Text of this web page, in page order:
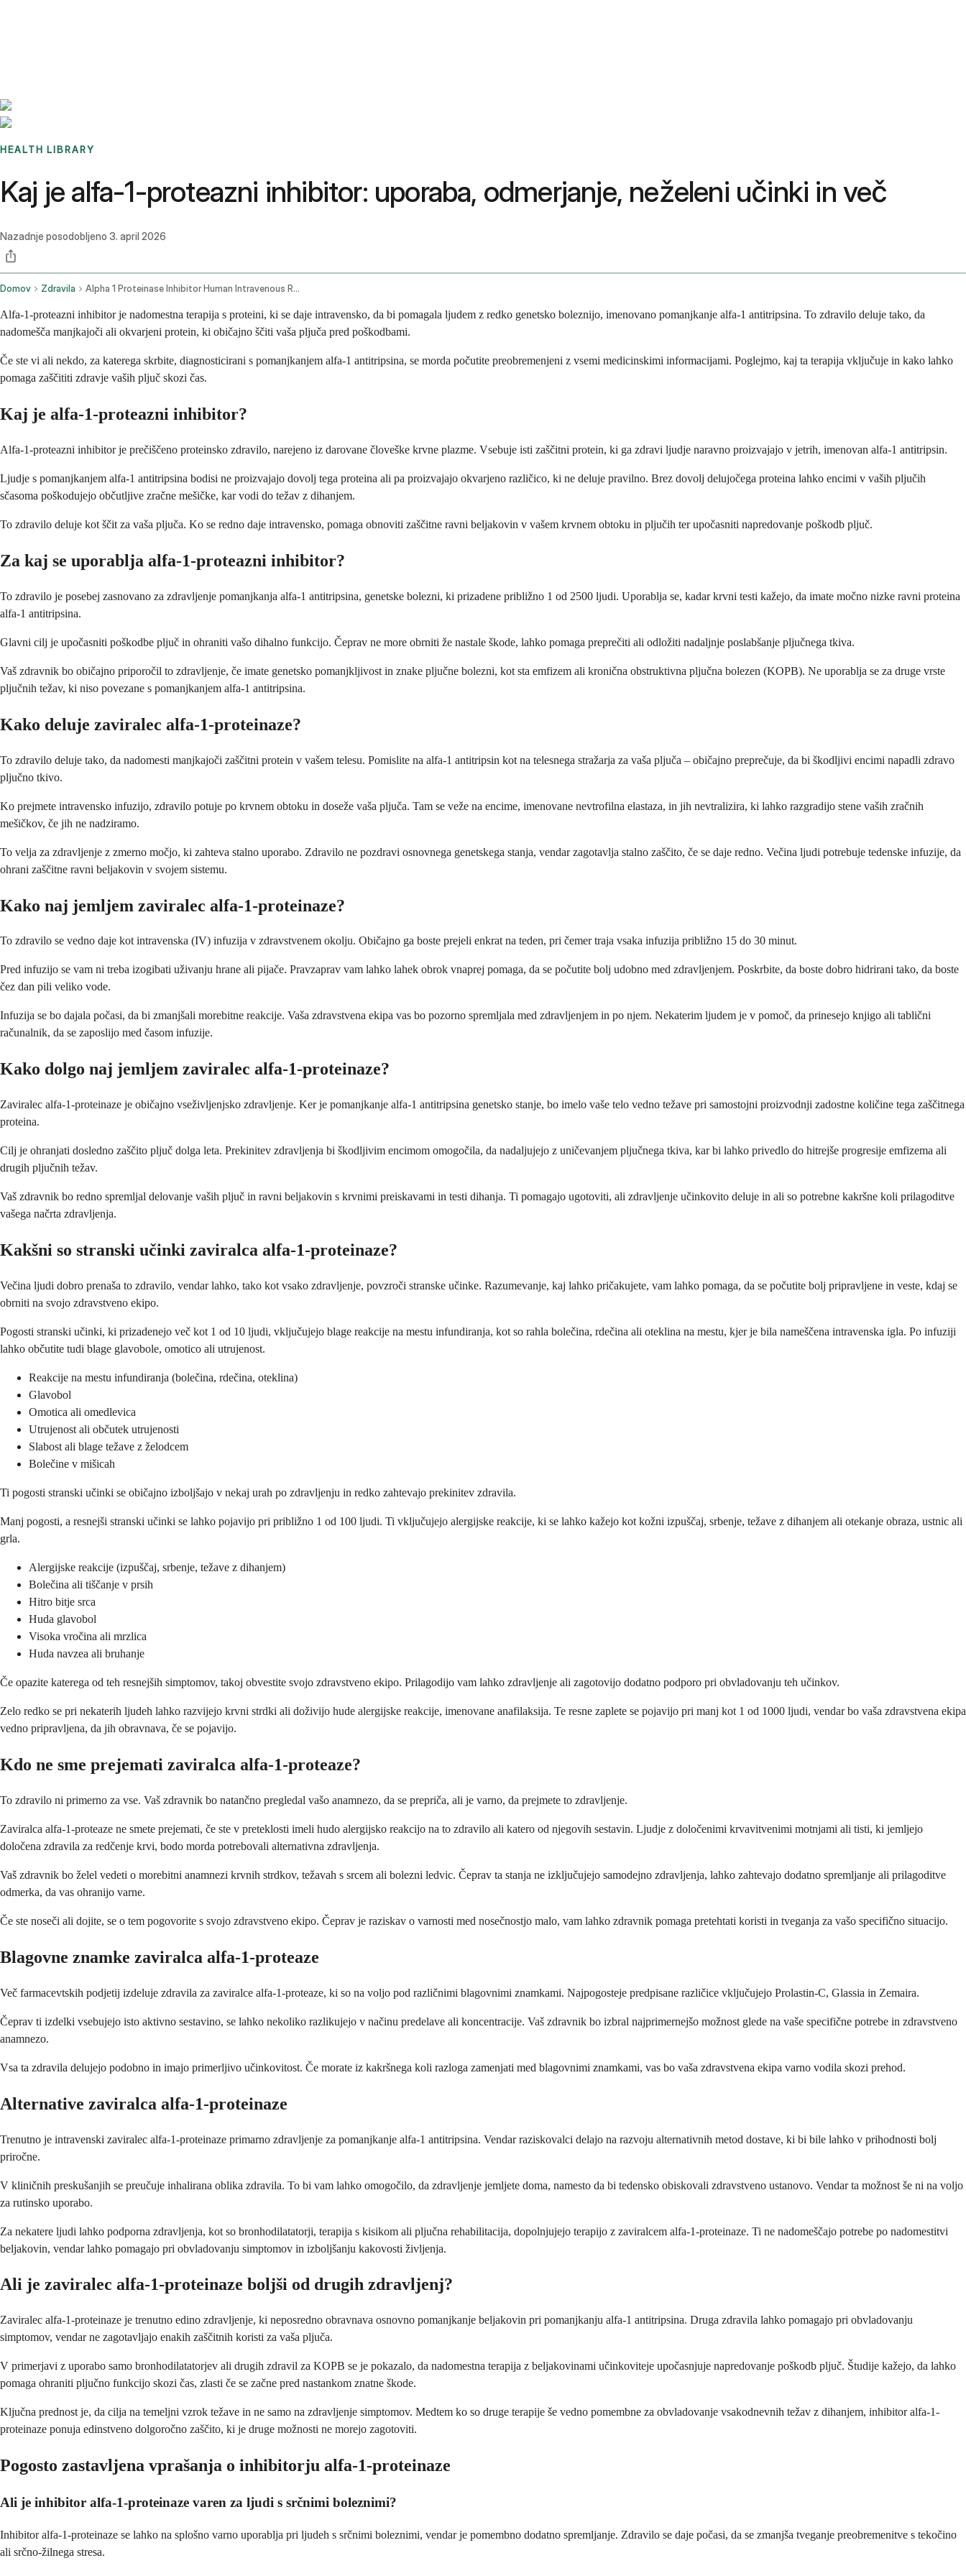
HEALTH LIBRARY
Kaj je alfa-1-proteazni inhibitor: uporaba, odmerjanje, neželeni učinki in več
Nazadnje posodobljeno 3. april 2026
Domov Zdravila Alpha 1 Proteinase Inhibitor Human Intravenous Route
Alfa-1-proteazni inhibitor je nadomestna terapija s proteini, ki se daje intravensko, da bi pomagala ljudem z redko genetsko boleznijo, imenovano pomanjkanje alfa-1 antitripsina. To zdravilo deluje tako, da
nadomešča manjkajoči ali okvarjeni protein, ki običajno ščiti vaša pljuča pred poškodbami.
Če ste vi ali nekdo, za katerega skrbite, diagnosticirani s pomanjkanjem alfa-1 antitripsina, se morda počutite preobremenjeni z vsemi medicinskimi informacijami. Poglejmo, kaj ta terapija vključuje in kako lahko
pomaga zaščititi zdravje vaših pljuč skozi čas.
Kaj je alfa-1-proteazni inhibitor?
Alfa-1-proteazni inhibitor je prečiščeno proteinsko zdravilo, narejeno iz darovane človeške krvne plazme. Vsebuje isti zaščitni protein, ki ga zdravi ljudje naravno proizvajajo v jetrih, imenovan alfa-1 antitripsin.
Ljudje s pomanjkanjem alfa-1 antitripsina bodisi ne proizvajajo dovolj tega proteina ali pa proizvajajo okvarjeno različico, ki ne deluje pravilno. Brez dovolj delujočega proteina lahko encimi v vaših pljučih
sčasoma poškodujejo občutljive zračne mešičke, kar vodi do težav z dihanjem.
To zdravilo deluje kot ščit za vaša pljuča. Ko se redno daje intravensko, pomaga obnoviti zaščitne ravni beljakovin v vašem krvnem obtoku in pljučih ter upočasniti napredovanje poškodb pljuč.
Za kaj se uporablja alfa-1-proteazni inhibitor?
To zdravilo je posebej zasnovano za zdravljenje pomanjkanja alfa-1 antitripsina, genetske bolezni, ki prizadene približno 1 od 2500 ljudi. Uporablja se, kadar krvni testi kažejo, da imate močno nizke ravni proteina
alfa-1 antitripsina.
Glavni cilj je upočasniti poškodbe pljuč in ohraniti vašo dihalno funkcijo. Čeprav ne more obrniti že nastale škode, lahko pomaga preprečiti ali odložiti nadaljnje poslabšanje pljučnega tkiva.
Vaš zdravnik bo običajno priporočil to zdravljenje, če imate genetsko pomanjkljivost in znake pljučne bolezni, kot sta emfizem ali kronična obstruktivna pljučna bolezen (KOPB). Ne uporablja se za druge vrste
pljučnih težav, ki niso povezane s pomanjkanjem alfa-1 antitripsina.
Kako deluje zaviralec alfa-1-proteinaze?
To zdravilo deluje tako, da nadomesti manjkajoči zaščitni protein v vašem telesu. Pomislite na alfa-1 antitripsin kot na telesnega stražarja za vaša pljuča – običajno preprečuje, da bi škodljivi encimi napadli zdravo
pljučno tkivo.
Ko prejmete intravensko infuzijo, zdravilo potuje po krvnem obtoku in doseže vaša pljuča. Tam se veže na encime, imenovane nevtrofilna elastaza, in jih nevtralizira, ki lahko razgradijo stene vaših zračnih
mešičkov, če jih ne nadziramo.
To velja za zdravljenje z zmerno močjo, ki zahteva stalno uporabo. Zdravilo ne pozdravi osnovnega genetskega stanja, vendar zagotavlja stalno zaščito, če se daje redno. Večina ljudi potrebuje tedenske infuzije, da
ohrani zaščitne ravni beljakovin v svojem sistemu.
Kako naj jemljem zaviralec alfa-1-proteinaze?
To zdravilo se vedno daje kot intravenska (IV) infuzija v zdravstvenem okolju. Običajno ga boste prejeli enkrat na teden, pri čemer traja vsaka infuzija približno 15 do 30 minut.
Pred infuzijo se vam ni treba izogibati uživanju hrane ali pijače. Pravzaprav vam lahko lahek obrok vnaprej pomaga, da se počutite bolj udobno med zdravljenjem. Poskrbite, da boste dobro hidrirani tako, da boste
čez dan pili veliko vode.
Infuzija se bo dajala počasi, da bi zmanjšali morebitne reakcije. Vaša zdravstvena ekipa vas bo pozorno spremljala med zdravljenjem in po njem. Nekaterim ljudem je v pomoč, da prinesejo knjigo ali tablični
računalnik, da se zaposlijo med časom infuzije.
Kako dolgo naj jemljem zaviralec alfa-1-proteinaze?
Zaviralec alfa-1-proteinaze je običajno vseživljenjsko zdravljenje. Ker je pomanjkanje alfa-1 antitripsina genetsko stanje, bo imelo vaše telo vedno težave pri samostojni proizvodnji zadostne količine tega zaščitnega
proteina.
Cilj je ohranjati dosledno zaščito pljuč dolga leta. Prekinitev zdravljenja bi škodljivim encimom omogočila, da nadaljujejo z uničevanjem pljučnega tkiva, kar bi lahko privedlo do hitrejše progresije emfizema ali
drugih pljučnih težav.
Vaš zdravnik bo redno spremljal delovanje vaših pljuč in ravni beljakovin s krvnimi preiskavami in testi dihanja. Ti pomagajo ugotoviti, ali zdravljenje učinkovito deluje in ali so potrebne kakršne koli prilagoditve
vašega načrta zdravljenja.
Kakšni so stranski učinki zaviralca alfa-1-proteinaze?
Večina ljudi dobro prenaša to zdravilo, vendar lahko, tako kot vsako zdravljenje, povzroči stranske učinke. Razumevanje, kaj lahko pričakujete, vam lahko pomaga, da se počutite bolj pripravljene in veste, kdaj se
obrniti na svojo zdravstveno ekipo.
Pogosti stranski učinki, ki prizadenejo več kot 1 od 10 ljudi, vključujejo blage reakcije na mestu infundiranja, kot so rahla bolečina, rdečina ali oteklina na mestu, kjer je bila nameščena intravenska igla. Po infuziji
lahko občutite tudi blage glavobole, omotico ali utrujenost.
Reakcije na mestu infundiranja (bolečina, rdečina, oteklina)
Glavobol
Omotica ali omedlevica
Utrujenost ali občutek utrujenosti
Slabost ali blage težave z želodcem
Bolečine v mišicah
Ti pogosti stranski učinki se običajno izboljšajo v nekaj urah po zdravljenju in redko zahtevajo prekinitev zdravila.
Manj pogosti, a resnejši stranski učinki se lahko pojavijo pri približno 1 od 100 ljudi. Ti vključujejo alergijske reakcije, ki se lahko kažejo kot kožni izpuščaj, srbenje, težave z dihanjem ali otekanje obraza, ustnic ali
grla.
Alergijske reakcije (izpuščaj, srbenje, težave z dihanjem)
Bolečina ali tiščanje v prsih
Hitro bitje srca
Huda glavobol
Visoka vročina ali mrzlica
Huda navzea ali bruhanje
Če opazite katerega od teh resnejših simptomov, takoj obvestite svojo zdravstveno ekipo. Prilagodijo vam lahko zdravljenje ali zagotovijo dodatno podporo pri obvladovanju teh učinkov.
Zelo redko se pri nekaterih ljudeh lahko razvijejo krvni strdki ali doživijo hude alergijske reakcije, imenovane anafilaksija. Te resne zaplete se pojavijo pri manj kot 1 od 1000 ljudi, vendar bo vaša zdravstvena ekipa
vedno pripravljena, da jih obravnava, če se pojavijo.
Kdo ne sme prejemati zaviralca alfa-1-proteaze?
To zdravilo ni primerno za vse. Vaš zdravnik bo natančno pregledal vašo anamnezo, da se prepriča, ali je varno, da prejmete to zdravljenje.
Zaviralca alfa-1-proteaze ne smete prejemati, če ste v preteklosti imeli hudo alergijsko reakcijo na to zdravilo ali katero od njegovih sestavin. Ljudje z določenimi krvavitvenimi motnjami ali tisti, ki jemljejo
določena zdravila za redčenje krvi, bodo morda potrebovali alternativna zdravljenja.
Vaš zdravnik bo želel vedeti o morebitni anamnezi krvnih strdkov, težavah s srcem ali bolezni ledvic. Čeprav ta stanja ne izključujejo samodejno zdravljenja, lahko zahtevajo dodatno spremljanje ali prilagoditve
odmerka, da vas ohranijo varne.
Če ste noseči ali dojite, se o tem pogovorite s svojo zdravstveno ekipo. Čeprav je raziskav o varnosti med nosečnostjo malo, vam lahko zdravnik pomaga pretehtati koristi in tveganja za vašo specifično situacijo.
Blagovne znamke zaviralca alfa-1-proteaze
Več farmacevtskih podjetij izdeluje zdravila za zaviralce alfa-1-proteaze, ki so na voljo pod različnimi blagovnimi znamkami. Najpogosteje predpisane različice vključujejo Prolastin-C, Glassia in Zemaira.
Čeprav ti izdelki vsebujejo isto aktivno sestavino, se lahko nekoliko razlikujejo v načinu predelave ali koncentracije. Vaš zdravnik bo izbral najprimernejšo možnost glede na vaše specifične potrebe in zdravstveno
anamnezo.
Vsa ta zdravila delujejo podobno in imajo primerljivo učinkovitost. Če morate iz kakršnega koli razloga zamenjati med blagovnimi znamkami, vas bo vaša zdravstvena ekipa varno vodila skozi prehod.
Alternative zaviralca alfa-1-proteinaze
Trenutno je intravenski zaviralec alfa-1-proteinaze primarno zdravljenje za pomanjkanje alfa-1 antitripsina. Vendar raziskovalci delajo na razvoju alternativnih metod dostave, ki bi bile lahko v prihodnosti bolj
priročne.
V kliničnih preskušanjih se preučuje inhalirana oblika zdravila. To bi vam lahko omogočilo, da zdravljenje jemljete doma, namesto da bi tedensko obiskovali zdravstveno ustanovo. Vendar ta možnost še ni na voljo
za rutinsko uporabo.
Za nekatere ljudi lahko podporna zdravljenja, kot so bronhodilatatorji, terapija s kisikom ali pljučna rehabilitacija, dopolnjujejo terapijo z zaviralcem alfa-1-proteinaze. Ti ne nadomeščajo potrebe po nadomestitvi
beljakovin, vendar lahko pomagajo pri obvladovanju simptomov in izboljšanju kakovosti življenja.
Ali je zaviralec alfa-1-proteinaze boljši od drugih zdravljenj?
Zaviralec alfa-1-proteinaze je trenutno edino zdravljenje, ki neposredno obravnava osnovno pomanjkanje beljakovin pri pomanjkanju alfa-1 antitripsina. Druga zdravila lahko pomagajo pri obvladovanju
simptomov, vendar ne zagotavljajo enakih zaščitnih koristi za vaša pljuča.
V primerjavi z uporabo samo bronhodilatatorjev ali drugih zdravil za KOPB se je pokazalo, da nadomestna terapija z beljakovinami učinkoviteje upočasnjuje napredovanje poškodb pljuč. Študije kažejo, da lahko
pomaga ohraniti pljučno funkcijo skozi čas, zlasti če se začne pred nastankom znatne škode.
Ključna prednost je, da cilja na temeljni vzrok težave in ne samo na zdravljenje simptomov. Medtem ko so druge terapije še vedno pomembne za obvladovanje vsakodnevnih težav z dihanjem, inhibitor alfa-1-
proteinaze ponuja edinstveno dolgoročno zaščito, ki je druge možnosti ne morejo zagotoviti.
Pogosto zastavljena vprašanja o inhibitorju alfa-1-proteinaze
Ali je inhibitor alfa-1-proteinaze varen za ljudi s srčnimi boleznimi?
Inhibitor alfa-1-proteinaze se lahko na splošno varno uporablja pri ljudeh s srčnimi boleznimi, vendar je pomembno dodatno spremljanje. Zdravilo se daje počasi, da se zmanjša tveganje preobremenitve s tekočino
ali srčno-žilnega stresa.